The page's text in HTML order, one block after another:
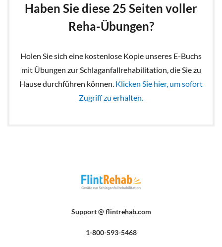
Haben Sie diese 25 Seiten voller
Reha-Übungen?
Holen Sie sich eine kostenlose Kopie unseres E-Buchs
mit Übungen zur Schlaganfallrehabilitation, die Sie zu
Hause durchführen können. Klicken Sie hier, um sofort
Zugriff zu erhalten.
Support @ flintrehab.com
1-800-593-5468